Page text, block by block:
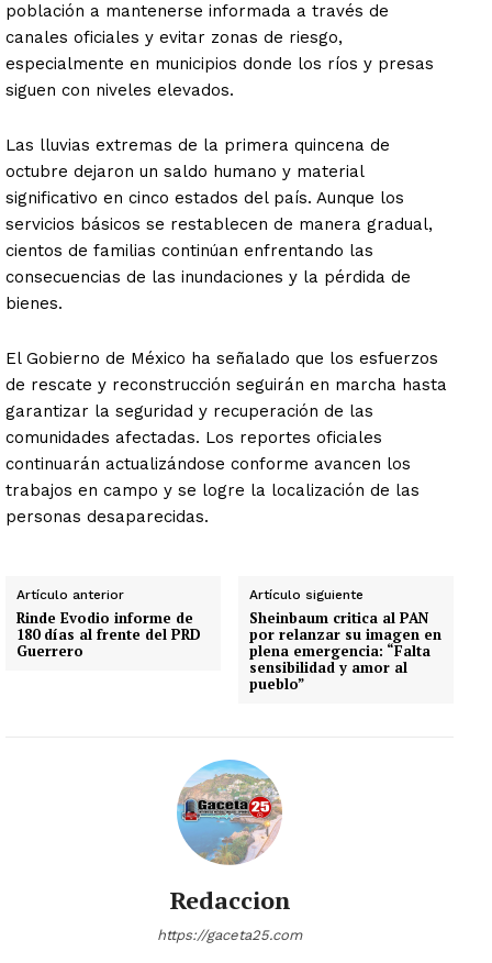
población a mantenerse informada a través de
canales oficiales y evitar zonas de riesgo,
especialmente en municipios donde los ríos y presas
siguen con niveles elevados.
Las lluvias extremas de la primera quincena de
octubre dejaron un saldo humano y material
significativo en cinco estados del país. Aunque los
servicios básicos se restablecen de manera gradual,
cientos de familias continúan enfrentando las
consecuencias de las inundaciones y la pérdida de
bienes.
El Gobierno de México ha señalado que los esfuerzos
de rescate y reconstrucción seguirán en marcha hasta
garantizar la seguridad y recuperación de las
comunidades afectadas. Los reportes oficiales
continuarán actualizándose conforme avancen los
trabajos en campo y se logre la localización de las
personas desaparecidas.
Artículo anterior
Rinde Evodio informe de
180 días al frente del PRD
Guerrero
Artículo siguiente
Sheinbaum critica al PAN
por relanzar su imagen en
plena emergencia: “Falta
sensibilidad y amor al
pueblo”
Redaccion
https://gaceta25.com